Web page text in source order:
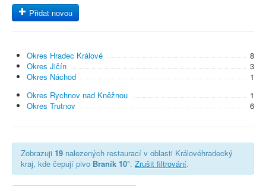
Přidat novou
Okres Hradec Králové
8
Okres Jičín
3
Okres Náchod
1
Okres Rychnov nad Kněžnou
1
Okres Trutnov
6
Zobrazuji 19 nalezených restaurací v oblasti Královéhradecký
kraj, kde čepují pivo Braník 10°. Zrušit filtrování.